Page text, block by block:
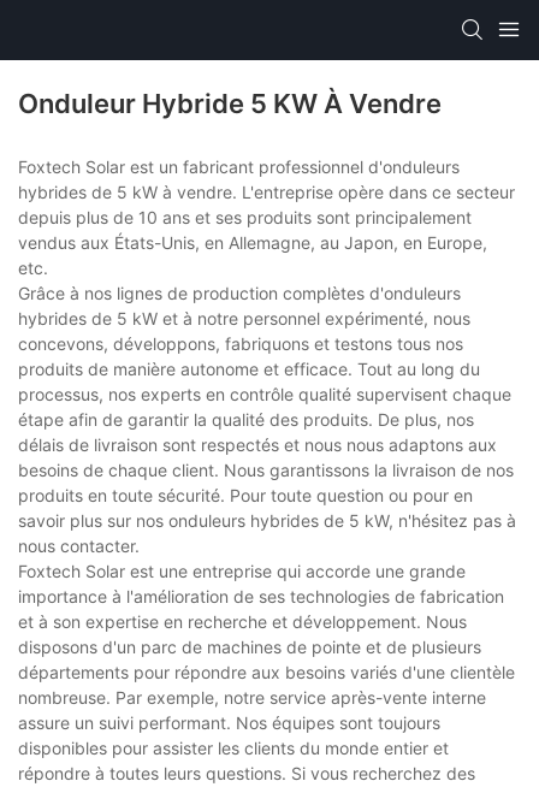
Onduleur Hybride 5 KW À Vendre
Foxtech Solar est un fabricant professionnel d'onduleurs
hybrides de 5 kW à vendre. L'entreprise opère dans ce secteur
depuis plus de 10 ans et ses produits sont principalement
vendus aux États-Unis, en Allemagne, au Japon, en Europe,
etc.
Grâce à nos lignes de production complètes d'onduleurs
hybrides de 5 kW et à notre personnel expérimenté, nous
concevons, développons, fabriquons et testons tous nos
produits de manière autonome et efficace. Tout au long du
processus, nos experts en contrôle qualité supervisent chaque
étape afin de garantir la qualité des produits. De plus, nos
délais de livraison sont respectés et nous nous adaptons aux
besoins de chaque client. Nous garantissons la livraison de nos
produits en toute sécurité. Pour toute question ou pour en
savoir plus sur nos onduleurs hybrides de 5 kW, n'hésitez pas à
nous contacter.
Foxtech Solar est une entreprise qui accorde une grande
importance à l'amélioration de ses technologies de fabrication
et à son expertise en recherche et développement. Nous
disposons d'un parc de machines de pointe et de plusieurs
départements pour répondre aux besoins variés d'une clientèle
nombreuse. Par exemple, notre service après-vente interne
assure un suivi performant. Nos équipes sont toujours
disponibles pour assister les clients du monde entier et
répondre à toutes leurs questions. Si vous recherchez des